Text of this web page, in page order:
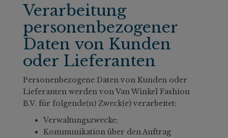
Verarbeitung
personenbezogener
Daten von Kunden
oder Lieferanten
Personenbezogene Daten von Kunden oder
Lieferanten werden von Van Winkel Fashion
B.V. für folgende(n) Zweck(e) verarbeitet:
Verwaltungszwecke;
Kommunikation über den Auftrag